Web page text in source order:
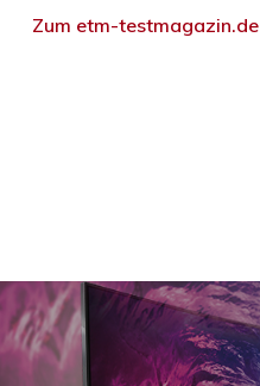
Zum etm-testmagazin.de